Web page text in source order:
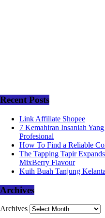
Recent Posts
Link Affiliate Shopee
7 Kemahiran Insaniah
Profesional
How To Find a Reliable
The Tapping Tapir
MixBerry Flavour
Kuih Buah Tanjung
Archives
Archives